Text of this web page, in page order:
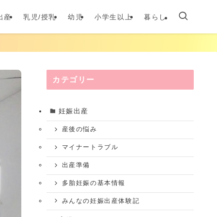
産 乳児/授乳 幼児 小学生以上 暮らし
カテゴリー
妊娠出産
産後の悩み
マイナートラブル
出産準備
多胎妊娠の基本情報
みんなの妊娠出産体験記